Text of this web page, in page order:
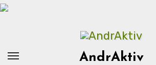
Zum
AndrAktiv